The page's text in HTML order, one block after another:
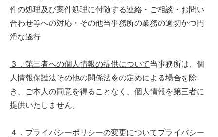
件の処理及び案件処理に付随する連絡・ご相談・お問い
合わせ等への対応・その他当事務所の業務の適切かつ円
滑な遂行
３．第三者への個人情報の提供について当事務所は、個
人情報保護法その他の関係法令の定めによる場合を除
き、ご本人の同意を得ることなく、個人情報を第三者に
提供いたしません。
４．プライバシーポリシーの変更についてプライバシー